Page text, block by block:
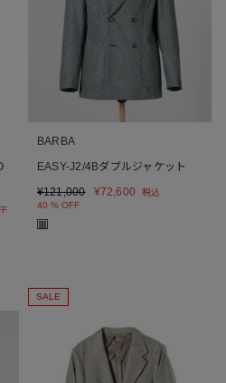
BARBA
EASY-J2/4Bダブルジャケット
¥121,000 ¥72,600
税込
40 % OFF
■
SALE